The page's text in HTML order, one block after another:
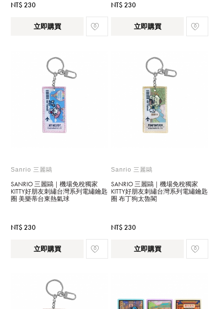
NT$ 230
立即購買
NT$ 230
立即購買
Sanrio 三麗鷗
SANRIO 三麗鷗｜機場免稅獨家
KITTY好朋友刺繡台灣系列電繡鑰匙
圈 美樂蒂台東熱氣球
NT$ 230
立即購買
Sanrio 三麗鷗
SANRIO 三麗鷗｜機場免稅獨家
KITTY好朋友刺繡台灣系列電繡鑰匙
圈 布丁狗太魯閣
NT$ 230
立即購買